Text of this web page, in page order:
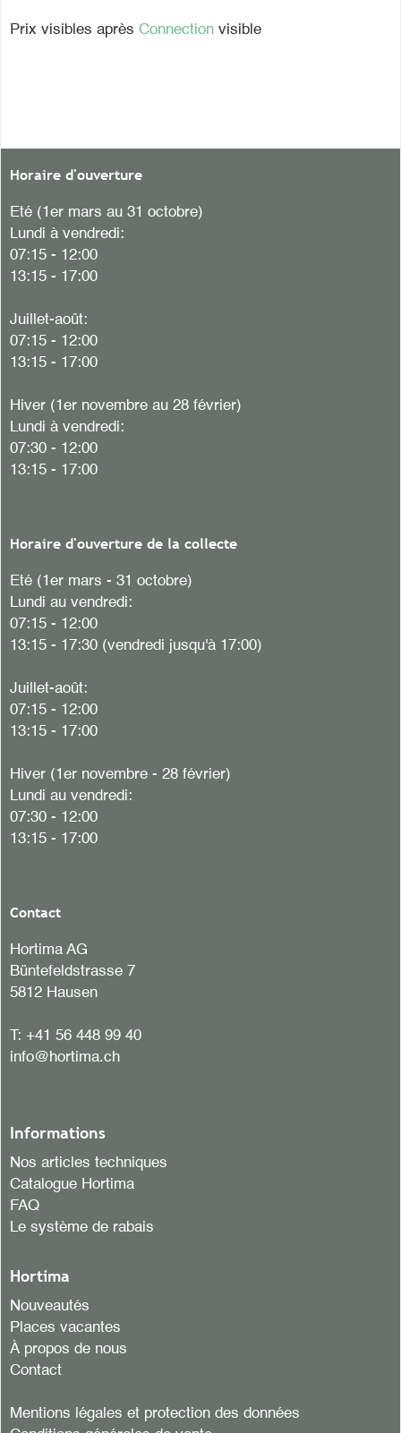
Prix visibles après Connection visible
Horaire d'ouverture
Eté (1er mars au 31 octobre)
Lundi à vendredi:
07:15 - 12:00
13:15 - 17:00
Juillet-août:
07:15 - 12:00
13:15 - 17:00
Hiver (1er novembre au 28 février)
Lundi à vendredi:
07:30 - 12:00
13:15 - 17:00
Horaire d'ouverture de la collecte
Eté (1er mars - 31 octobre)
Lundi au vendredi:
07:15 - 12:00
13:15 - 17:30 (vendredi jusqu'à 17:00)
Juillet-août:
07:15 - 12:00
13:15 - 17:00
Hiver (1er novembre - 28 février)
Lundi au vendredi:
07:30 - 12:00
13:15 - 17:00
Contact
Hortima AG
Büntefeldstrasse 7
5812 Hausen
T: +41 56 448 99 40
info@hortima.ch
Informations
Nos articles techniques
Catalogue Hortima
FAQ
Le système de rabais
Hortima
Nouveautés
Places vacantes
À propos de nous
Contact
Mentions légales et protection des données